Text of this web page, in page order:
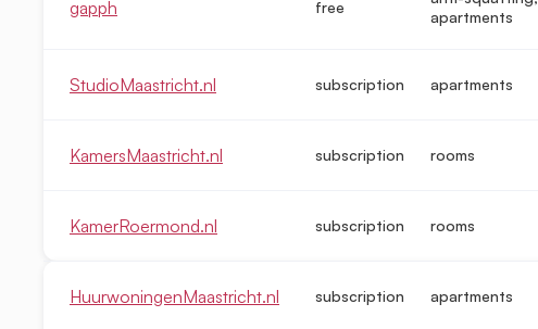
gapph free
apartments
StudioMaastricht.nl subscription apartments
KamersMaastricht.nl subscription rooms
KamerRoermond.nl subscription rooms
HuurwoningenMaastricht.nl subscription apartments